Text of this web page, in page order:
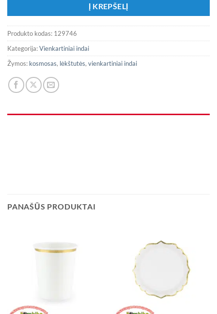
Į KREPŠELĮ
Produkto kodas: 129746
Kategorija:Vienkartiniai indai
Žymos: kosmosas, lėkštutės, vienkartiniai indai
PANAŠŪS PRODUKTAI